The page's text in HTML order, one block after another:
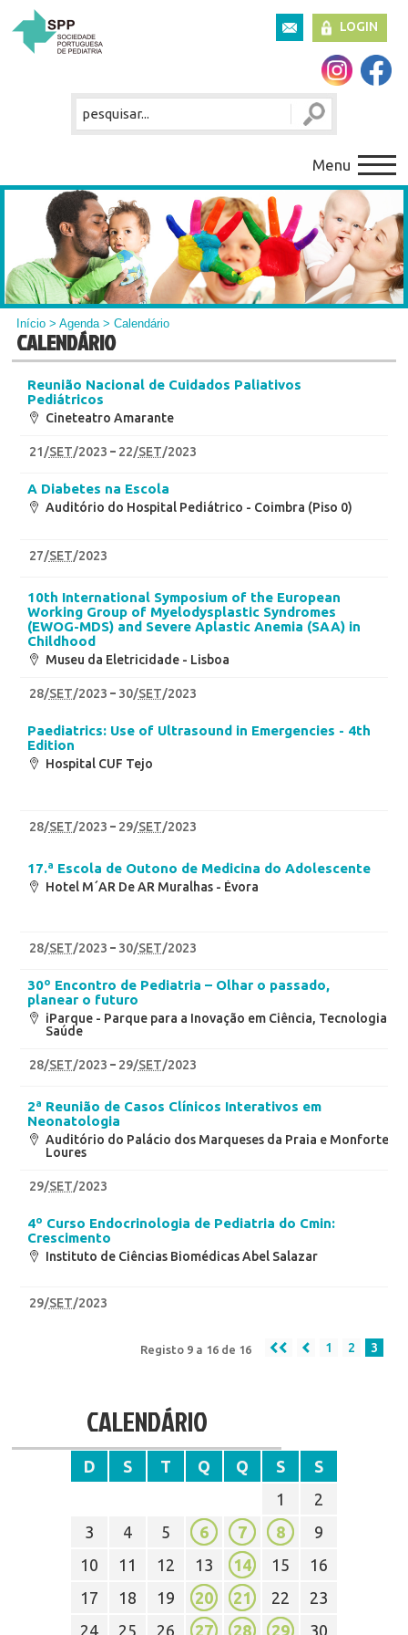
LOGIN
Menu
Início >Agenda> Calendário
CALENDÁRIO
Reunião Nacional de Cuidados Paliativos
Pediátricos
Cineteatro Amarante
21/SET/2023 22/SET/2023
A Diabetes na Escola
Auditório do Hospital Pediátrico - Coimbra (Piso 0)
27/SET/2023
10th International Symposium of the European
Working Group of Myelodysplastic Syndromes
(EWOG-MDS) and Severe Aplastic Anemia (SAA) in
Childhood
Museu da Eletricidade - Lisboa
28/SET/2023 30/SET/2023
Paediatrics: Use of Ultrasound in Emergencies - 4th
Edition
Hospital CUF Tejo
28/SET/2023 29/SET/2023
17.ª Escola de Outono de Medicina do Adolescente
Hotel M´AR De AR Muralhas - Évora
28/SET/2023 30/SET/2023
30º Encontro de Pediatria – Olhar o passado,
planear o futuro
iParque - Parque para a Inovação em Ciência, Tecnologia e
Saúde
28/SET/2023 29/SET/2023
2ª Reunião de Casos Clínicos Interativos em
Neonatologia
Auditório do Palácio dos Marqueses da Praia e Monforte –
Loures
29/SET/2023
4º Curso Endocrinologia de Pediatria do Cmin:
Crescimento
Instituto de Ciências Biomédicas Abel Salazar
29/SET/2023
Registo 9 a 16 de 16 1 2 3
CALENDÁRIO
D S T Q Q S
S
1
2
3
4 5 6 7 8
9
10
11 12 13 14 15
16
17
18 19 20 21 22
23
24
25 26 27 28 29 30